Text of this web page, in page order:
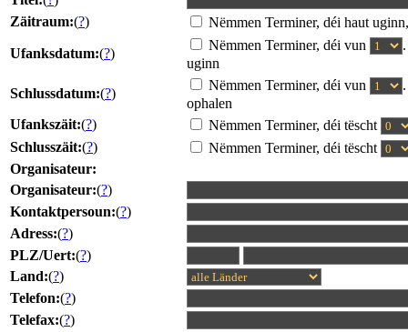
Zäitraum:(?)
Nëmmen Terminer, déi haut
Ufanksdatum:(?)
Nëmmen Terminer, déi vun
uginn
Schlussdatum:(?)
Nëmmen Terminer, déi vun
ophalen
Ufankszäit:(?)
Nëmmen Terminer, déi tëscht
Schlusszäit:(?)
Nëmmen Terminer, déi tëscht
Organisateur:
Organisateur:(?)
Kontaktpersoun:(?)
Adress:(?)
PLZ/Uert:(?)
Land:(?)
Telefon:(?)
Telefax:(?)